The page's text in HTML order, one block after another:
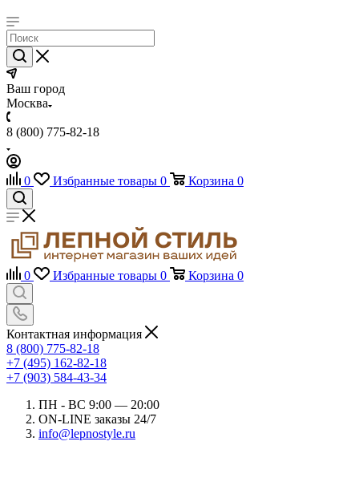
Ваш город
Москва
8 (800) 775-82-18
0 Избранные товары 0 Корзина 0
0 Избранные товары 0 Корзина 0
Контактная информация
8 (800) 775-82-18
+7 (495) 162-82-18
+7 (903) 584-43-34
ПН - ВС 9:00 — 20:00
ON-LINE заказы 24/7
info@lepnostyle.ru